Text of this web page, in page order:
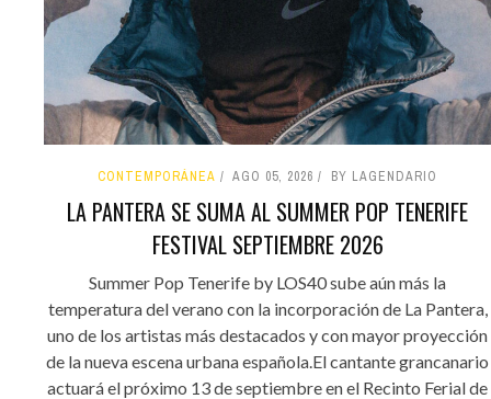
CONTEMPORÁNEA AGO 05, 2026 BY LAGENDARIO
LA PANTERA SE SUMA AL SUMMER POP TENERIFE
FESTIVAL SEPTIEMBRE 2026
Summer Pop Tenerife by LOS40 sube aún más la
temperatura del verano con la incorporación de La Pantera,
uno de los artistas más destacados y con mayor proyección
de la nueva escena urbana española.El cantante grancanario
actuará el próximo 13 de septiembre en el Recinto Ferial de